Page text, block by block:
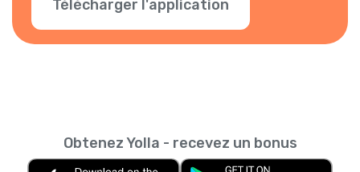
Télécharger l'application
Obtenez Yolla - recevez un bonus